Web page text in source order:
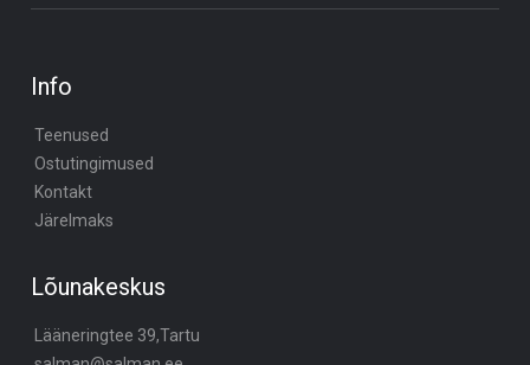
Info
Teenused
Ostutingimused
Kontakt
Järelmaks
Lõunakeskus
Lääneringtee 39,Tartu